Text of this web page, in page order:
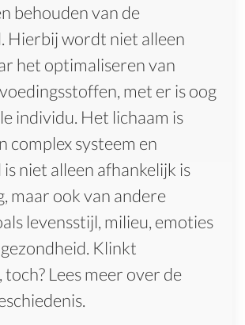
behouden van de
Hierbij wordt niet alleen
het optimaliseren van
met er is oog
individu. Het lichaam is
complex systeem en
niet alleen afhankelijk is
maar ook van andere
levensstijl, milieu, emoties
Klinkt
Lees meer over de